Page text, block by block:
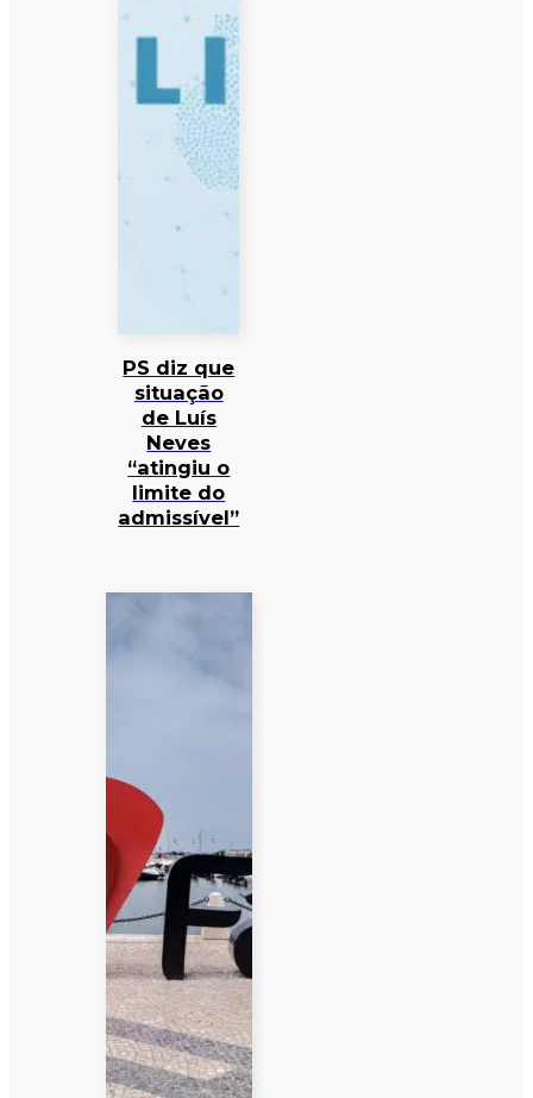
PS diz que
situação
de Luís
Neves
“atingiu o
limite do
admissível”